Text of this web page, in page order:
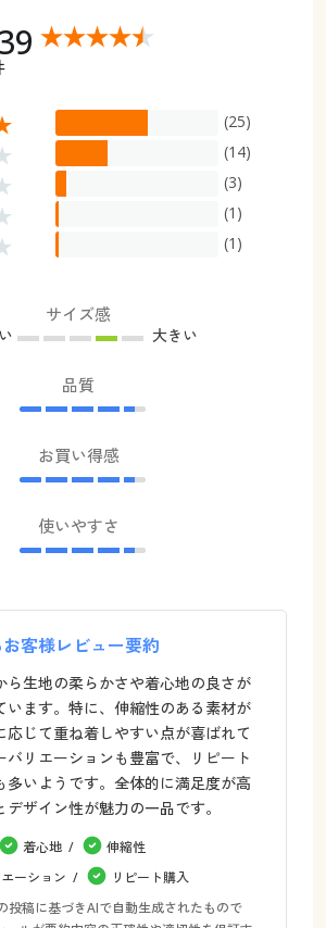
(25)
(14)
(3)
(1)
(1)
サイズ感
大きい
品質
お買い得感
使いやすさ
客様レビュー要約
ら生地の柔らかさや着心地の良さが
います。特に、伸縮性のある素材が
応じて重ね着しやすい点が喜ばれて
バリエーションも豊富で、リピート
多いようです。全体的に満足度が高
デザイン性が魅力の一品です。
着心地
伸縮性
ーション
リピート購入
投稿に基づきAIで自動生成されたもので